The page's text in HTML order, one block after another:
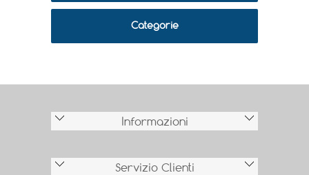
Categorie
Informazioni
Servizio Clienti